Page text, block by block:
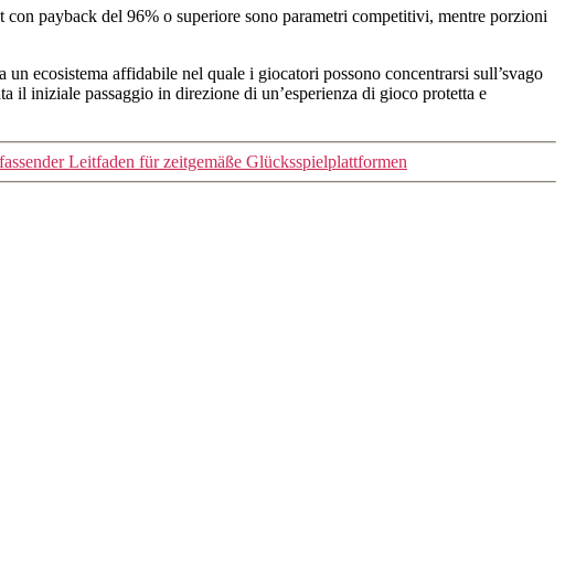
payback del 96% o superiore sono parametri competitivi, mentre porzioni
ecosistema affidabile nel quale i giocatori possono concentrarsi sull’svago
il iniziale passaggio in direzione di un’esperienza di gioco protetta e
Leitfaden für zeitgemäße Glücksspielplattformen